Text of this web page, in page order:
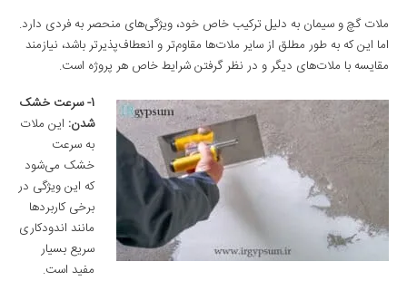
ملات گچ و سیمان به دلیل ترکیب خاص خود، ویژگی‌های منحصر به فردی دارد.
اما این که به طور مطلق از سایر ملات‌ها مقاوم‌تر و انعطاف‌پذیرتر باشد، نیازمند
مقایسه با ملات‌های دیگر و در نظر گرفتن شرایط خاص هر پروژه است.
1- سرعت خشک
شدن: این ملات
به سرعت
خشک می‌شود
که این ویژگی در
برخی کاربردها
مانند اندودکاری
سریع بسیار
مفید است.